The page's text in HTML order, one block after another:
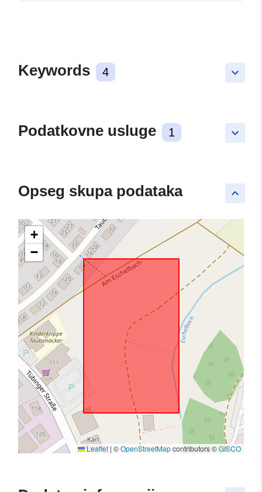
keyboard_arrow_down
Keywords 4
keyboard_arrow_down
Podatkovne usluge 1
keyboard_arrow_up
Opseg skupa podataka
+
−
Leaflet | ©OpenStreetMapcontributors ©GISCO